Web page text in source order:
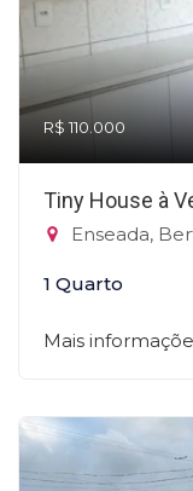
R$ 110.000
Tiny House à
Enseada,
1 Quarto
Mais